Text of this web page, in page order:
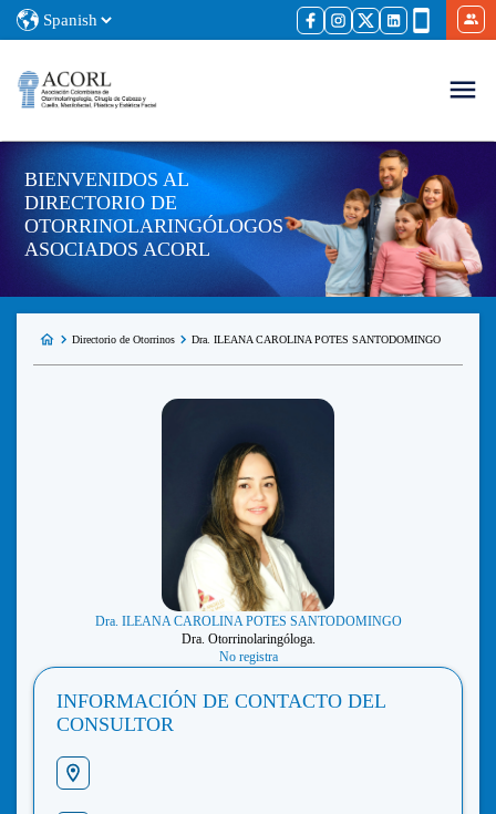
BIENVENIDOS AL
DIRECTORIO DE
OTORRINOLARINGÓLOGOS
ASOCIADOS ACORL
Directorio de Otorrinos Dra. ILEANA CAROLINA POTES SANTODOMINGO
Dra. ILEANA CAROLINA POTES SANTODOMINGO
Dra. Otorrinolaringóloga.
No registra
INFORMACIÓN DE CONTACTO DEL
CONSULTOR